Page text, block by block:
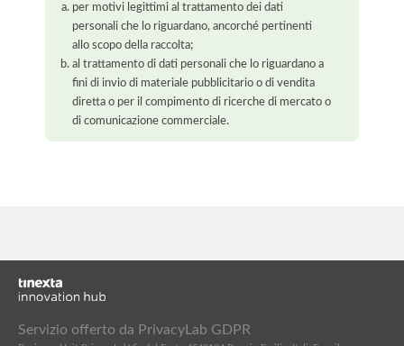
per motivi legittimi al trattamento dei dati
personali che lo riguardano, ancorché pertinenti
allo scopo della raccolta;
al trattamento di dati personali che lo riguardano a
fini di invio di materiale pubblicitario o di vendita
diretta o per il compimento di ricerche di mercato o
di comunicazione commerciale.
Servizio offerto da PrivacyLab GDPR